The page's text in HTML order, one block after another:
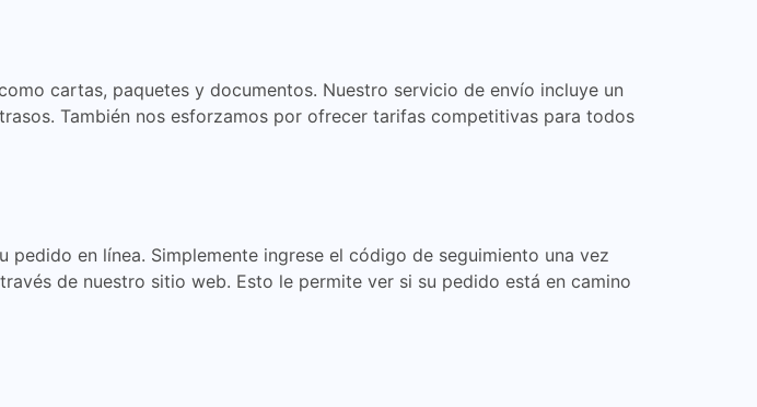
cartas, paquetes y documentos. Nuestro servicio de envío incluye un
También nos esforzamos por ofrecer tarifas competitivas para todos
en línea. Simplemente ingrese el código de seguimiento una vez
de nuestro sitio web. Esto le permite ver si su pedido está en camino